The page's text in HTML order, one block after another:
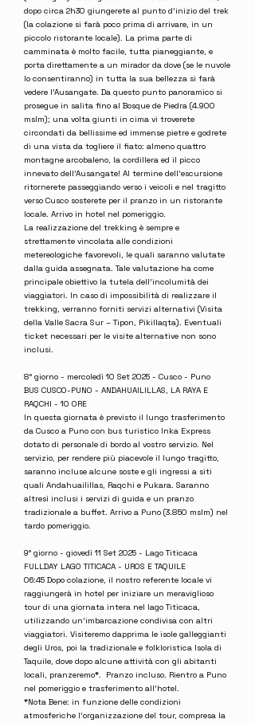
dopo circa 2h30 giungerete al punto d’inizio del trek
(la colazione si farà poco prima di arrivare, in un
piccolo ristorante locale). La prima parte di
camminata è molto facile, tutta pianeggiante, e
porta direttamente a un mirador da dove (se le nuvole
lo consentiranno) in tutta la sua bellezza si farà
vedere l’Ausangate. Da questo punto panoramico si
prosegue in salita fino al Bosque de Piedra (4.900
mslm); una volta giunti in cima vi troverete
circondati da bellissime ed immense pietre e godrete
di una vista da togliere il fiato: almeno quattro
montagne arcobaleno, la cordillera ed il picco
innevato dell’Ausangate! Al termine dell’escursione
ritornerete passeggiando verso i veicoli e nel tragitto
verso Cusco sosterete per il pranzo in un ristorante
locale. Arrivo in hotel nel pomeriggio.
La realizzazione del trekking è sempre e
strettamente vincolata alle condizioni
metereologiche favorevoli, le quali saranno valutate
dalla guida assegnata. Tale valutazione ha come
principale obiettivo la tutela dell’incolumità dei
viaggiatori. In caso di impossibilità di realizzare il
trekking, verranno forniti servizi alternativi (Visita
della Valle Sacra Sur – Tipon, Pikillaqta). Eventuali
ticket necessari per le visite alternative non sono
inclusi.
8° giorno - mercoledì 10 Set 2025 - Cusco - Puno
BUS CUSCO-PUNO - ANDAHUAILILLAS, LA RAYA E
RAQCHI - 10 ORE
In questa giornata è previsto il lungo trasferimento
da Cusco a Puno con bus turistico Inka Express
dotato di personale di bordo al vostro servizio. Nel
servizio, per rendere più piacevole il lungo tragitto,
saranno incluse alcune soste e gli ingressi a siti
quali Andahuailillas, Raqchi e Pukara. Saranno
altresì inclusi i servizi di guida e un pranzo
tradizionale a buffet. Arrivo a Puno (3.850 mslm) nel
tardo pomeriggio.
9° giorno - giovedì 11 Set 2025 - Lago Titicaca
FULLDAY LAGO TITICACA - UROS E TAQUILE
06:45 Dopo colazione, il nostro referente locale vi
raggiungerà in hotel per iniziare un meraviglioso
tour di una giornata intera nel lago Titicaca,
utilizzando un’imbarcazione condivisa con altri
viaggiatori. Visiteremo dapprima le isole galleggianti
degli Uros, poi la tradizionale e folkloristica Isola di
Taquile, dove dopo alcune attività con gli abitanti
locali, pranzeremo*. Pranzo incluso. Rientro a Puno
nel pomeriggio e trasferimento all'hotel.
*Nota Bene: in funzione delle condizioni
atmosferiche l’organizzazione del tour, compresa la